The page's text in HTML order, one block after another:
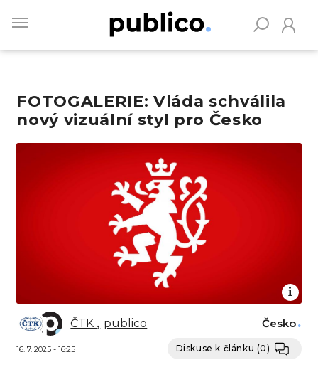
main
FOTOGALERIE: Vláda schválila
nový vizuální styl pro Česko
Obrázek
ČTK publico
16. 7. 2025 - 16:25
Česko
Diskuse k článku (0)
Vyhledávejte na Publiku